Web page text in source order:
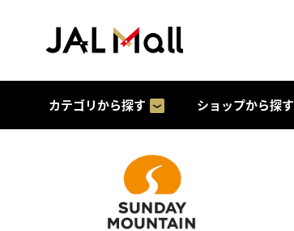
カテゴリから探す ショップから探す